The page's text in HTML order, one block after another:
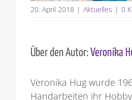
20. April 2018 | Aktuelles | 0
Über den Autor:Veronika
Veronika Hug wurde
Handarbeiten ihr